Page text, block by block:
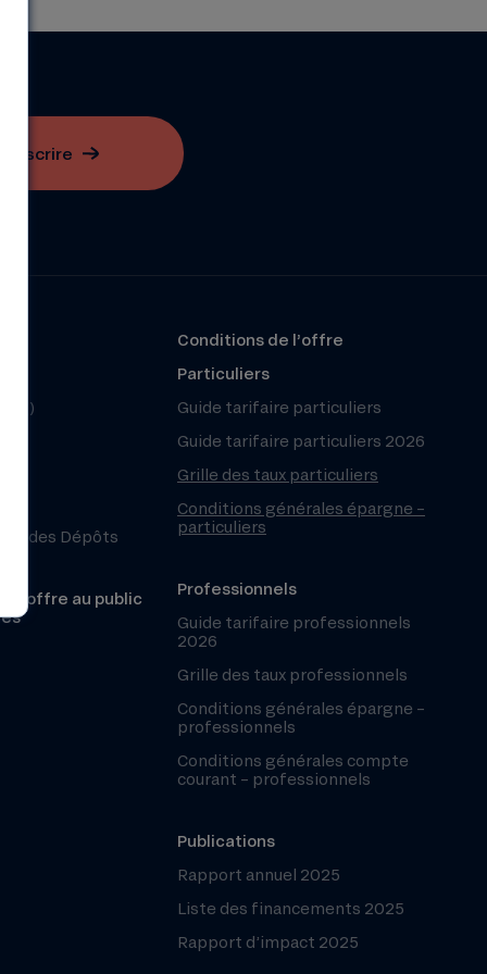
S'inscrire
des Dépôts
l’offre au public
Conditions de l’offre
Particuliers
Guide tarifaire particuliers
Guide tarifaire particuliers 2026
Grille des taux particuliers
Conditions générales épargne –
particuliers
Professionnels
Guide tarifaire professionnels
2026
Grille des taux professionnels
Conditions générales épargne –
professionnels
Conditions générales compte
courant – professionnels
Publications
Rapport annuel 2025
Liste des financements 2025
Rapport d’impact 2025